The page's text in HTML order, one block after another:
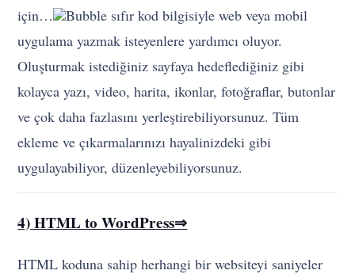
için…
Bubble sıfır kod bilgisiyle web veya mobil
uygulama yazmak isteyenlere yardımcı oluyor.
Oluşturmak istediğiniz sayfaya hedeflediğiniz gibi
kolayca yazı, video, harita, ikonlar, fotoğraflar, butonlar
ve çok daha fazlasını yerleştirebiliyorsunuz. Tüm
ekleme ve çıkarmalarınızı hayalinizdeki gibi
uygulayabiliyor, düzenleyebiliyorsunuz.
4) HTML to WordPress⇒
HTML koduna sahip herhangi bir websiteyi saniyeler